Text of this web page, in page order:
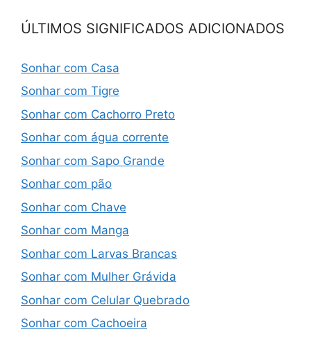
ÚLTIMOS SIGNIFICADOS ADICIONADOS
Sonhar com Casa
Sonhar com Tigre
Sonhar com Cachorro Preto
Sonhar com água corrente
Sonhar com Sapo Grande
Sonhar com pão
Sonhar com Chave
Sonhar com Manga
Sonhar com Larvas Brancas
Sonhar com Mulher Grávida
Sonhar com Celular Quebrado
Sonhar com Cachoeira